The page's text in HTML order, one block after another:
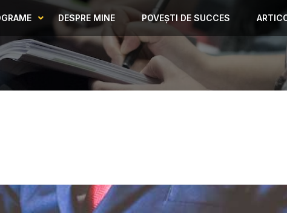
DESPRE MINE POVEȘTI DE SUCCES